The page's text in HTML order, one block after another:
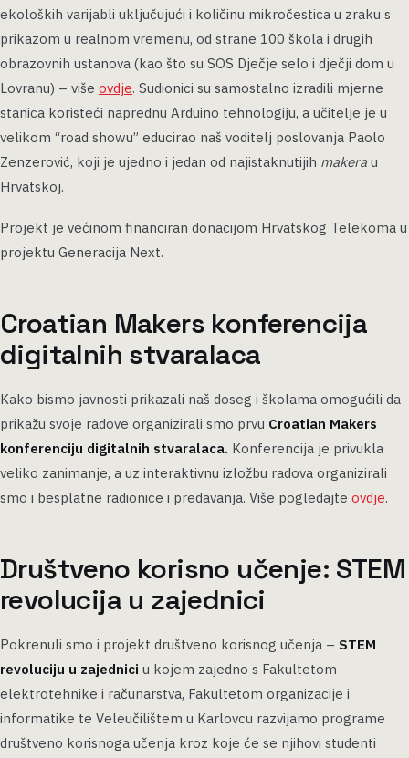
ekoloških varijabli uključujući i količinu mikročestica u zraku s
prikazom u realnom vremenu, od strane 100 škola i drugih
obrazovnih ustanova (kao što su SOS Dječje selo i dječji dom u
Lovranu) – više ovdje. Sudionici su samostalno izradili mjerne
stanica koristeći naprednu Arduino tehnologiju, a učitelje je u
velikom “road showu” educirao naš voditelj poslovanja Paolo
Zenzerović, koji je ujedno i jedan od najistaknutijih makera u
Hrvatskoj.
Projekt je većinom financiran donacijom Hrvatskog Telekoma u
projektu Generacija Next.
Croatian Makers konferencija
digitalnih stvaralaca
Kako bismo javnosti prikazali naš doseg i školama omogućili da
prikažu svoje radove organizirali smo prvu Croatian Makers
konferenciju digitalnih stvaralaca. Konferencija je privukla
veliko zanimanje, a uz interaktivnu izložbu radova organizirali
smo i besplatne radionice i predavanja. Više pogledajte ovdje.
Društveno korisno učenje: STEM
revolucija u zajednici
Pokrenuli smo i projekt društveno korisnog učenja – STEM
revoluciju u zajednici u kojem zajedno s Fakultetom
elektrotehnike i računarstva, Fakultetom organizacije i
informatike te Veleučilištem u Karlovcu razvijamo programe
društveno korisnoga učenja kroz koje će se njihovi studenti